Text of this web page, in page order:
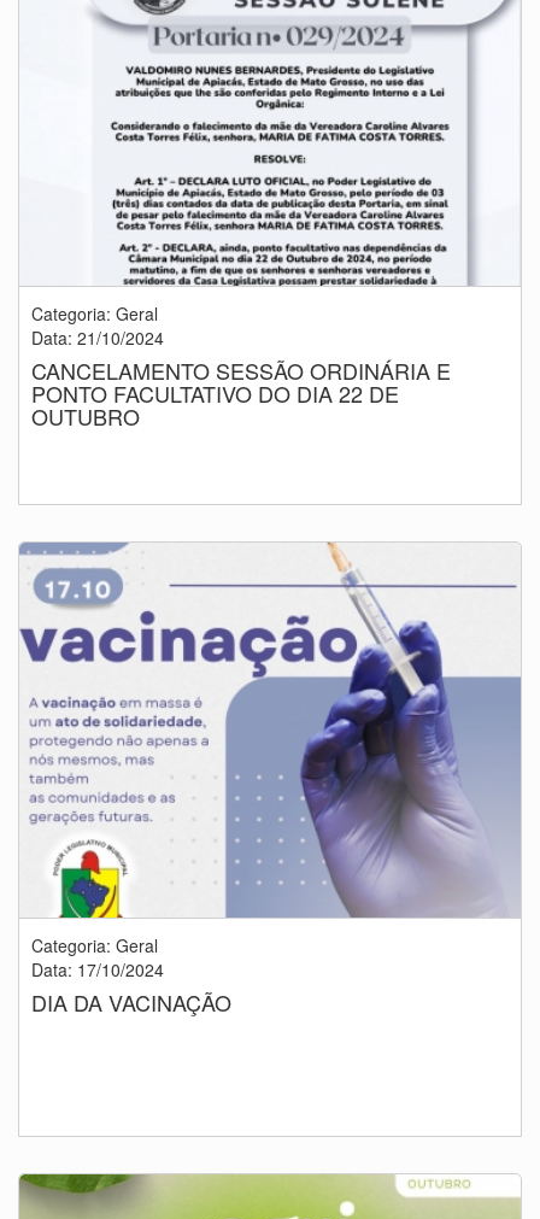
Categoria: Geral
Data: 21/10/2024
CANCELAMENTO SESSÃO ORDINÁRIA E
PONTO FACULTATIVO DO DIA 22 DE
OUTUBRO
Categoria: Geral
Data: 17/10/2024
DIA DA VACINAÇÃO